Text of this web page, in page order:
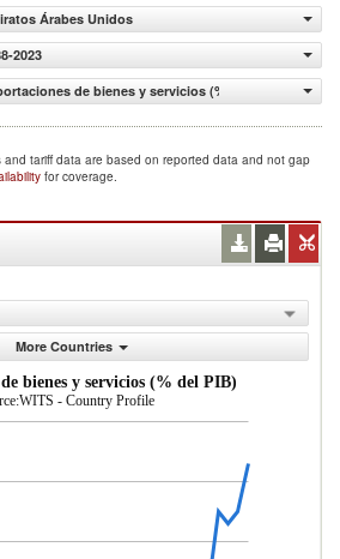
Árabes Unidos
2023
de bienes y servicios (% del PIB)
and tariff data are based on reported data and not gap
for coverage.
More Countries
bienes y servicios (% del PIB)
- Country Profile